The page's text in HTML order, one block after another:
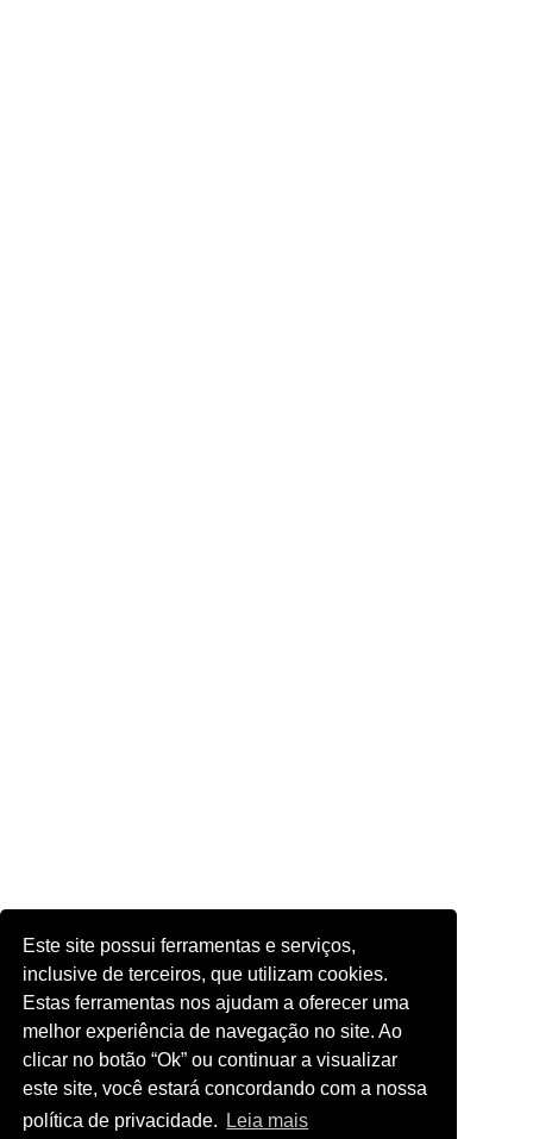
Este site possui ferramentas e serviços,
inclusive de terceiros, que utilizam cookies.
Estas ferramentas nos ajudam a oferecer uma
melhor experiência de navegação no site. Ao
clicar no botão “Ok” ou continuar a visualizar
este site, você estará concordando com a nossa
política de privacidade.
Leia mais